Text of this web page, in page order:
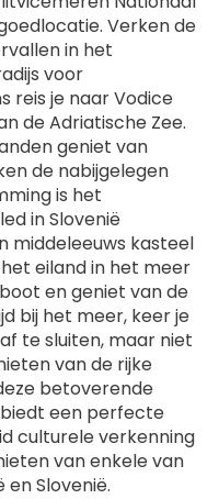
Verken de
in het
voor
reis je naar Vodice
de Adriatische Zee.
geniet van
de nabijgelegen
is het
in Slovenië
middeleeuws kasteel
eiland in het meer
en geniet van de
bij het meer, keer je
te sluiten, maar niet
van de rijke
betoverende
een perfecte
culturele verkenning
van enkele van
Slovenië.